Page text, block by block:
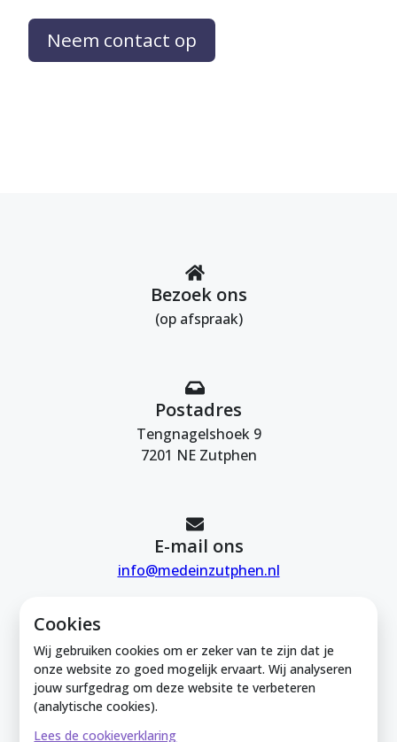
Cookies
Wij gebruiken cookies om er zeker van te zijn dat je
onze website zo goed mogelijk ervaart. Wij analyseren
jouw surfgedrag om deze website te verbeteren
(analytische cookies).
Lees de cookieverklaring
Neem contact op
Bezoek ons
(op afspraak)
Postadres
Tengnagelshoek 9
7201 NE Zutphen
E-mail ons
info@medeinzutphen.nl
Mede in Zutphen is onderdeel van de
Zutphense Uitdaging. KVK Zutphense